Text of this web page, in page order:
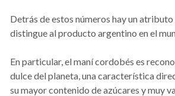
Detrás de estos números hay un
distingue al producto argentino en el
En particular, el maní cordobés es
dulce del planeta, una característica
su mayor contenido de azúcares y muy